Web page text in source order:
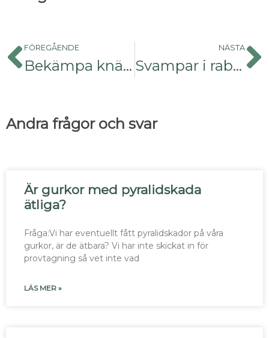
FÖREGÅENDE
Bekämpa knäpparlarver
NÄSTA
Svampar i rabatten
Andra frågor och svar
Är gurkor med pyralidskada
ätliga?
Fråga:Vi har eventuellt fått pyralidskador på våra
gurkor, är de ätbara? Vi har inte skickat in för
provtagning så vet inte vad
LÄS MER »